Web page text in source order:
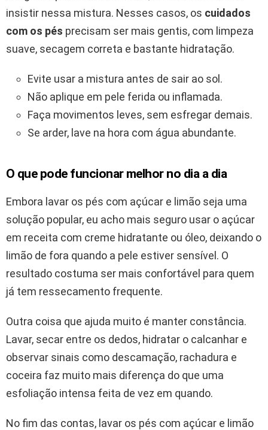
insistir nessa mistura. Nesses casos, os cuidados
com os pés precisam ser mais gentis, com limpeza
suave, secagem correta e bastante hidratação.
Evite usar a mistura antes de sair ao sol.
Não aplique em pele ferida ou inflamada.
Faça movimentos leves, sem esfregar demais.
Se arder, lave na hora com água abundante.
O que pode funcionar melhor no dia a dia
Embora lavar os pés com açúcar e limão seja uma
solução popular, eu acho mais seguro usar o açúcar
em receita com creme hidratante ou óleo, deixando o
limão de fora quando a pele estiver sensível. O
resultado costuma ser mais confortável para quem
já tem ressecamento frequente.
Outra coisa que ajuda muito é manter constância.
Lavar, secar entre os dedos, hidratar o calcanhar e
observar sinais como descamação, rachadura e
coceira faz muito mais diferença do que uma
esfoliação intensa feita de vez em quando.
No fim das contas, lavar os pés com açúcar e limão